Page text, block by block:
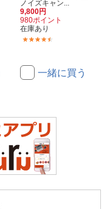
ノイズキャン...
9,800円
980ポイント
在庫あり
一緒に買う